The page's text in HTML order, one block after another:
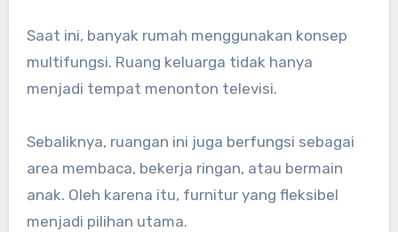
Saat ini, banyak rumah menggunakan konsep
multifungsi. Ruang keluarga tidak hanya
menjadi tempat menonton televisi.
Sebaliknya, ruangan ini juga berfungsi sebagai
area membaca, bekerja ringan, atau bermain
anak. Oleh karena itu, furnitur yang fleksibel
menjadi pilihan utama.